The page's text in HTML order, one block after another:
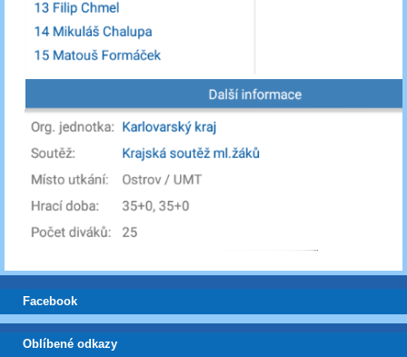
Facebook
Oblíbené odkazy